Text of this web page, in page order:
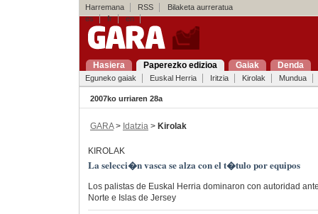
Harremana RSS
Bilaketa aurreratua
es
fr en
Hasiera Paperezko edizioa Gaiak Denda
Eguneko gaiak Euskal Herria Iritzia Kirolak Mundua
2007ko urriaren 28a
GARA> Idatzia > Kirolak
KIROLAK
La selecci�n vasca se alza con el t�tulo por equipos
Los palistas de Euskal Herria dominaron con autoridad
Norte e Islas de Jersey